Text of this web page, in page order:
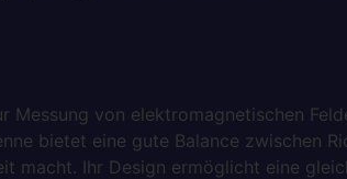
von elektromagnetischen
bietet eine gute Balance zwischen
macht. Ihr Design ermöglicht eine